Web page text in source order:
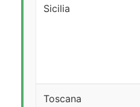
Sicilia
Toscana